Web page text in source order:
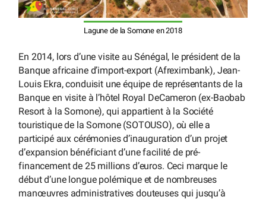
Lagune de la Somone en 2018
En 2014, lors d’une visite au Sénégal, le président de la
Banque africaine d’import-export (Afreximbank), Jean-
Louis Ekra, conduisit une équipe de représentants de la
Banque en visite à l’hôtel Royal DeCameron (ex-Baobab
Resort à la Somone), qui appartient à la Société
touristique de la Somone (SOTOUSO), où elle a
participé aux cérémonies d’inauguration d’un projet
d’expansion bénéficiant d’une facilité de pré-
financement de 25 millions d’euros. Ceci marque le
début d’une longue polémique et de nombreuses
manœuvres administratives douteuses qui jusqu’à